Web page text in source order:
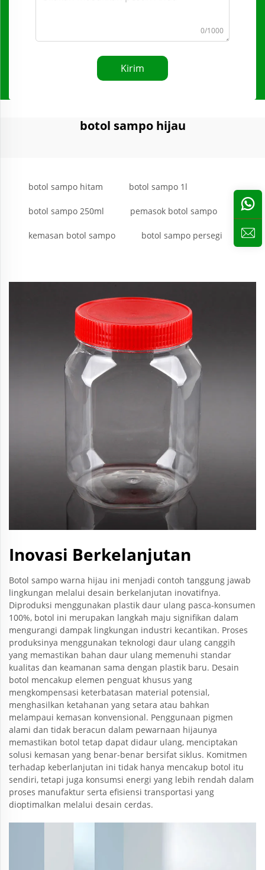
0/1000
Kirim
botol sampo hijau
botol sampo hitam botol sampo 1l
botol sampo 250ml pemasok botol sampo
kemasan botol sampo botol sampo persegi
Inovasi Berkelanjutan
Botol sampo warna hijau ini menjadi contoh tanggung jawab
lingkungan melalui desain berkelanjutan inovatifnya.
Diproduksi menggunakan plastik daur ulang pasca-konsumen
100%, botol ini merupakan langkah maju signifikan dalam
mengurangi dampak lingkungan industri kecantikan. Proses
produksinya menggunakan teknologi daur ulang canggih
yang memastikan bahan daur ulang memenuhi standar
kualitas dan keamanan sama dengan plastik baru. Desain
botol mencakup elemen penguat khusus yang
mengkompensasi keterbatasan material potensial,
menghasilkan ketahanan yang setara atau bahkan
melampaui kemasan konvensional. Penggunaan pigmen
alami dan tidak beracun dalam pewarnaan hijaunya
memastikan botol tetap dapat didaur ulang, menciptakan
solusi kemasan yang benar-benar bersifat siklus. Komitmen
terhadap keberlanjutan ini tidak hanya mencakup botol itu
sendiri, tetapi juga konsumsi energi yang lebih rendah dalam
proses manufaktur serta efisiensi transportasi yang
dioptimalkan melalui desain cerdas.